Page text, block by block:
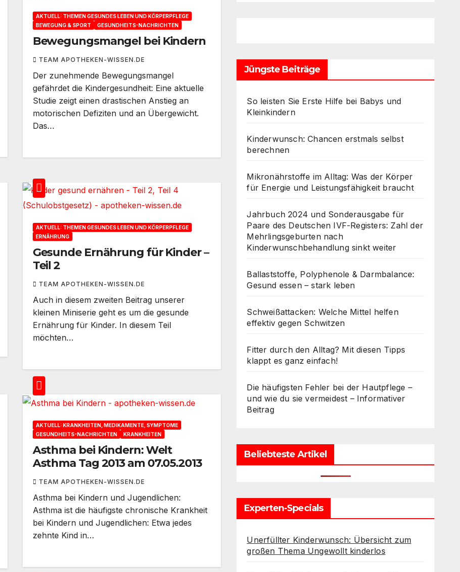
AKTUELL: THEMEN GESUNDES LEBEN UND KÖRPERPFLEGE
BEWEGUNG & SPORT
GESUNDHEITS-NACHRICHTEN
Bewegungsmangel bei Kindern
TEAM APOTHEKEN-WISSEN.DE
Der zunehmende Bewegungsmangel
gefährdet die Kindergesundheit: Eine aktuelle
Studie zeigt einen drastischen Anstieg an
motorischen Defiziten und an Übergewicht.
Das…
AKTUELL: THEMEN GESUNDES LEBEN UND KÖRPERPFLEGE
ERNÄHRUNG
Gesunde Ernährung für Kinder –
Teil 2
TEAM APOTHEKEN-WISSEN.DE
Auch in diesem zweiten Beitrag unserer
kleinen Miniserie geht es um die gesunde
Ernährung für Kinder. In diesem Teil
möchten…
AKTUELL: KRANKHEITEN, MEDIKAMENTE, SYMPTOME
GESUNDHEITS-NACHRICHTEN
KRANKHEITEN
Asthma bei Kindern: Welt
Asthma Tag 2013 am 07.05.2013
TEAM APOTHEKEN-WISSEN.DE
Asthma bei Kindern und Jugendlichen:
Asthma ist die häufigste chronische Krankheit
bei Kindern und Jugendlichen: Etwa jedes
zehnte Kind in…
Jüngste Beiträge
So leisten Sie Erste Hilfe bei Babys und
Kleinkindern
Kinderwunsch: Chancen erstmals selbst
berechnen
Mikronährstoffe im Alltag: Was der Körper
für Energie und Leistungsfähigkeit braucht
Jahrbuch 2024 und Sonderausgabe für
Paare des Deutschen IVF-Registers: Zahl der
Mehrlingsgeburten nach
Kinderwunschbehandlung sinkt weiter
Ballaststoffe, Polyphenole & Darmbalance:
Gesund essen – stark leben
Schweißattacken: Welche Mittel helfen
effektiv gegen Schwitzen
Fitter durch den Alltag? Mit diesen Tipps
klappt es ganz einfach!
Die häufigsten Fehler bei der Hautpflege –
und wie du sie vermeidest – Informativer
Beitrag
Beliebteste Artikel
Experten-Specials
Unerfüllter Kinderwunsch: Übersicht zum
großen Thema Ungewollt kinderlos